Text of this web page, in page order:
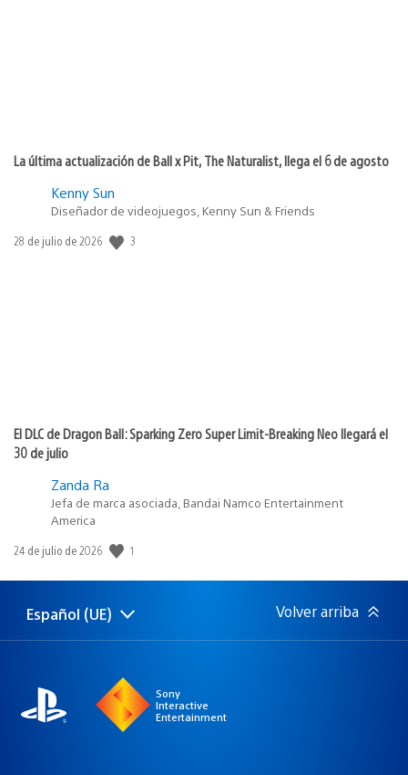
La última actualización de Ball x Pit, The Naturalist, llega el 6 de agosto
Kenny Sun
Diseñador de videojuegos, Kenny Sun & Friends
Fecha
28 de julio de 2026 3
El DLC de Dragon Ball: Sparking Zero Super Limit-Breaking Neo llegará el
30 de julio
Zanda Ra
Jefa de marca asociada, Bandai Namco Entertainment
America
Fecha
publicación:
24 de julio de 2026 1
Selecciona
una
Región
actual:
Español (UE) Volver arriba
Sony
Interactive
Entertainment